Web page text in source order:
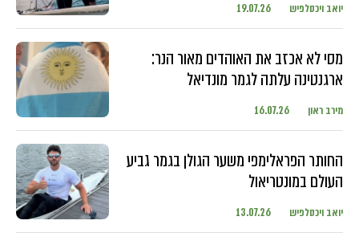
יואב ויכסלפיש 19.07.26
מסי לא אכזב את האוהדים מאור הנר:
ארגנטינה עלתה לגמר מונדיאל
מירב ראון 16.07.26
החותר הפראלימפי משער הגולן בגמר גביע
העולם במונטריאול
יואב ויכסלפיש 13.07.26